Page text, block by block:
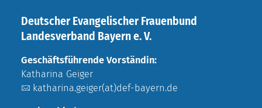
Deutscher Evangelischer Frauenbund
Landesverband Bayern e. V.
Geschäftsführende Vorständin:
Katharina Geiger
katharina.geiger(at)def-bayern.de